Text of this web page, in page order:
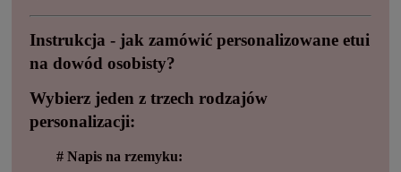
Instrukcja - jak zamówić personalizowane etui
na dowód osobisty?
Wybierz jeden z trzech rodzajów
personalizacji:
# Napis na rzemyku: